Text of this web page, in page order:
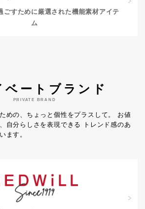
ごすために 厳選された機能素材アイテ
ム
ベートブランド
PRIVATE BRAND
めの、ちょっと個性をプラスして。
お値
自分らしさを表現できる
トレンド感のあ
ます。